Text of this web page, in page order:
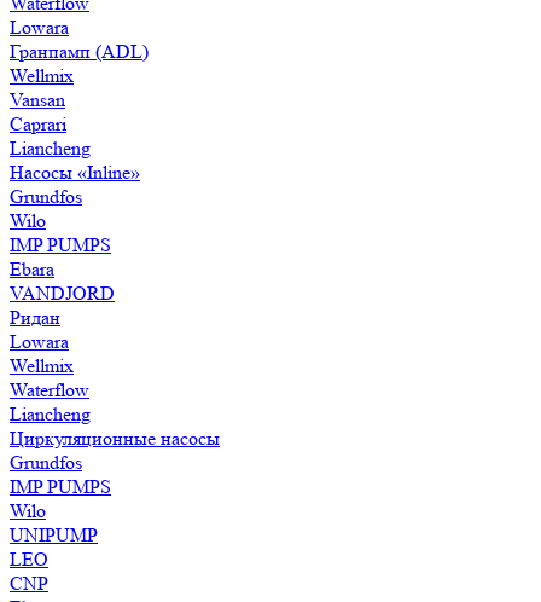
Lowara
Гранпамп (ADL)
Wellmix
Vansan
Caprari
Liancheng
Насосы «Inline»
Grundfos
Wilo
IMP PUMPS
Ebara
VANDJORD
Ридан
Lowara
Wellmix
Waterflow
Liancheng
Циркуляционные насосы
Grundfos
IMP PUMPS
Wilo
UNIPUMP
LEO
CNP